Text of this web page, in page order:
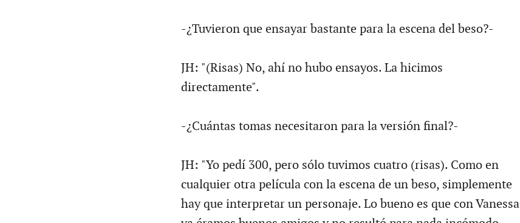
-¿Tuvieron que ensayar bastante para la escena del beso?-
JH: "(Risas) No, ahí no hubo ensayos. La hicimos
directamente".
-¿Cuántas tomas necesitaron para la versión final?-
JH: "Yo pedí 300, pero sólo tuvimos cuatro (risas). Como en
cualquier otra película con la escena de un beso, simplemente
hay que interpretar un personaje. Lo bueno es que con Vanessa